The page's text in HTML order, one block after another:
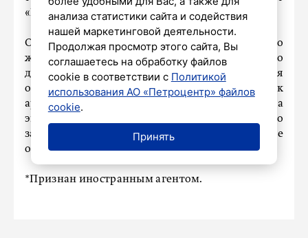
«РИА Новости».
Отметим, что сегодня стало известно, что
журналистзаочно арестованна два месяца по
делу об уклонении от исполнения
обязанностей иностранного агента. Срок
ареста будет исчисляться с момента
экстрадиции Дудя* в Россию или с момента его
задержания в стране. Журналист также
объявлен в международный розыск.
*Признан иностранным агентом.
анализа статистики сайта и содействия
нашей маркетинговой деятельности.
Продолжая просмотр этого сайта, Вы
соглашаетесь на обработку файлов
cookie в соответствии с Политикой
использования АО «Петроцентр» файлов
cookie.
Принять